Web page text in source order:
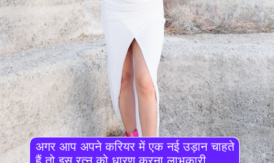
अगर आप अपने करियर में एक नई उड़ान चाहते